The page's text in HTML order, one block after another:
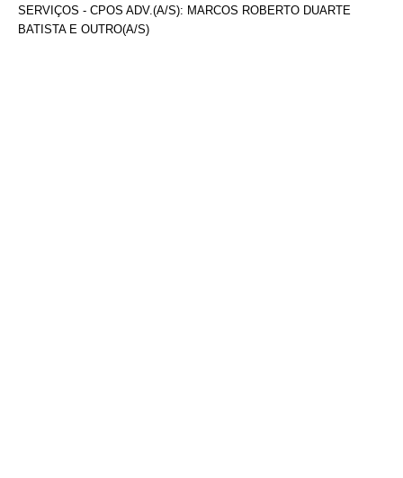
SERVIÇOS - CPOS ADV.(A/S): MARCOS ROBERTO DUARTE
BATISTA E OUTRO(A/S)